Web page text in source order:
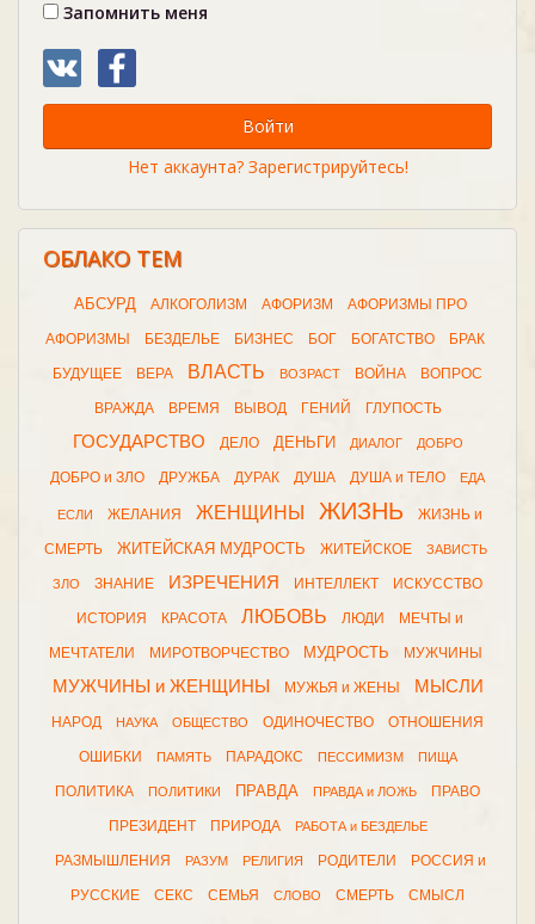
Запомнить меня
Войти
Нет аккаунта? Зарегистрируйтесь!
ОБЛАКО ТЕМ
АБСУРД АЛКОГОЛИЗМ АФОРИЗМ АФОРИЗМЫ ПРО
АФОРИЗМЫ БЕЗДЕЛЬЕ БИЗНЕС БОГ БОГАТСТВО БРАК
БУДУЩЕЕ ВЕРА ВЛАСТЬ ВОЗРАСТ ВОЙНА ВОПРОС
ВРАЖДА ВРЕМЯ ВЫВОД ГЕНИЙ ГЛУПОСТЬ
ГОСУДАРСТВО ДЕЛО ДЕНЬГИ ДИАЛОГ ДОБРО
ДОБРО и ЗЛО ДРУЖБА ДУРАК ДУША ДУША и ТЕЛО ЕДА
ЕСЛИ ЖЕЛАНИЯ ЖЕНЩИНЫ ЖИЗНЬ ЖИЗНЬ и
СМЕРТЬ ЖИТЕЙСКАЯ МУДРОСТЬ ЖИТЕЙСКОЕ ЗАВИСТЬ
ЗЛО ЗНАНИЕ ИЗРЕЧЕНИЯ ИНТЕЛЛЕКТ ИСКУССТВО
ИСТОРИЯ КРАСОТА ЛЮБОВЬ ЛЮДИ МЕЧТЫ и
МЕЧТАТЕЛИ МИРОТВОРЧЕСТВО МУДРОСТЬ МУЖЧИНЫ
МУЖЧИНЫ и ЖЕНЩИНЫ МУЖЬЯ и ЖЕНЫ МЫСЛИ
НАРОД НАУКА ОБЩЕСТВО ОДИНОЧЕСТВО ОТНОШЕНИЯ
ОШИБКИ ПАМЯТЬ ПАРАДОКС ПЕССИМИЗМ ПИЩА
ПОЛИТИКА ПОЛИТИКИ ПРАВДА ПРАВДА и ЛОЖЬ ПРАВО
ПРЕЗИДЕНТ ПРИРОДА РАБОТА и БЕЗДЕЛЬЕ
РАЗМЫШЛЕНИЯ РАЗУМ РЕЛИГИЯ РОДИТЕЛИ РОССИЯ и
РУССКИЕ СЕКС СЕМЬЯ СЛОВО СМЕРТЬ СМЫСЛ